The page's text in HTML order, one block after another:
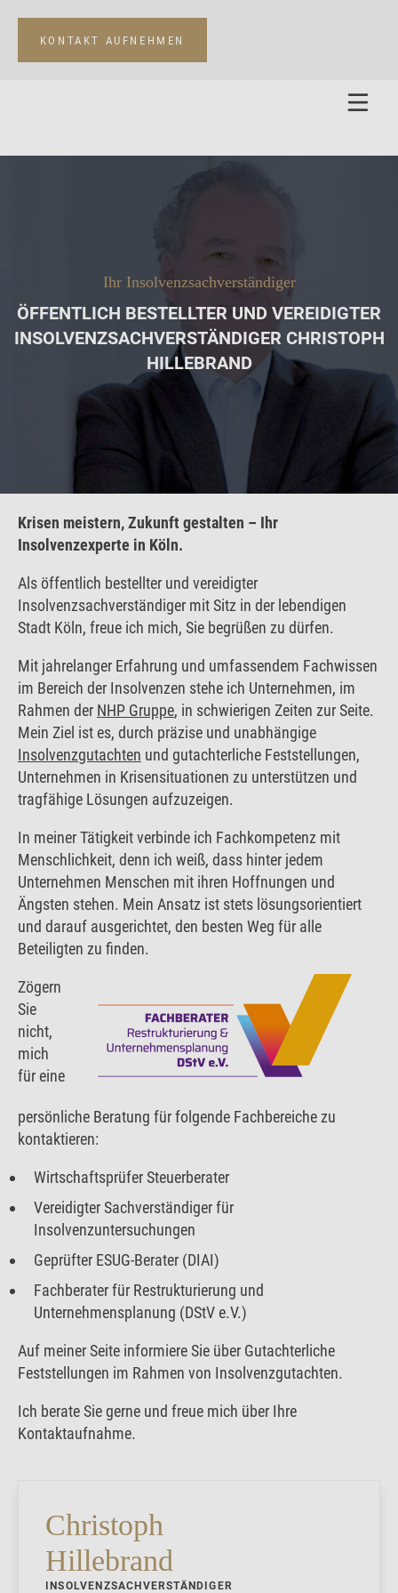
KONTAKT AUFNEHMEN
Ihr Insolvenz­sachverständiger
ÖFFENTLICH BESTELLTER UND VEREIDIGTER
INSOLVENZSACHVERSTÄNDIGER CHRISTOPH
HILLEBRAND
Krisen meistern, Zukunft gestalten – Ihr
Insolvenzexperte in Köln.
Als öffentlich bestellter und vereidigter
Insolvenzsachverständiger mit Sitz in der lebendigen
Stadt Köln, freue ich mich, Sie begrüßen zu dürfen.
Mit jahrelanger Erfahrung und umfassendem Fachwissen
im Bereich der Insolvenzen stehe ich Unternehmen, im
Rahmen der NHP Gruppe, in schwierigen Zeiten zur Seite.
Mein Ziel ist es, durch präzise und unabhängige
Insolvenzgutachten und gutachterliche Feststellungen,
Unternehmen in Krisensituationen zu unterstützen und
tragfähige Lösungen aufzuzeigen.
In meiner Tätigkeit verbinde ich Fachkompetenz mit
Menschlichkeit, denn ich weiß, dass hinter jedem
Unternehmen Menschen mit ihren Hoffnungen und
Ängsten stehen. Mein Ansatz ist stets lösungsorientiert
und darauf ausgerichtet, den besten Weg für alle
Beteiligten zu finden.
Zögern
Sie
nicht,
mich
für eine
persönliche Beratung für folgende Fachbereiche zu
kontaktieren:
Wirtschaftsprüfer Steuerberater
Vereidigter Sachverständiger für
Insolvenzuntersuchungen
Geprüfter ESUG-Berater (DIAI)
Fachberater für Restrukturierung und
Unternehmensplanung (DStV e.V.)
Auf meiner Seite informiere Sie über Gutachterliche
Feststellungen im Rahmen von Insolvenzgutachten.
Ich berate Sie gerne und freue mich über Ihre
Kontaktaufnahme.
Christoph
Hillebrand
INSOLVENZSACHVERSTÄNDIGER